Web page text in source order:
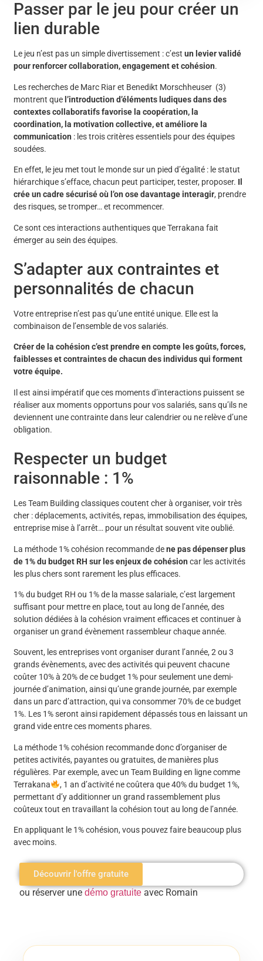
Passer par le jeu pour créer un
lien durable
Le jeu n’est pas un simple divertissement : c’estun levier validé
pour renforcer collaboration, engagement et cohésion.
Les recherches de Marc Riar et Benedikt Morschheuser (3)
montrent que l’introduction d’éléments ludiques dans des
contextes collaboratifs favorise la coopération, la
coordination, la motivation collective, et améliore la
communication : les trois critères essentiels pour des équipes
soudées.
En effet, le jeu met tout le monde sur un pied d’égalité : le statut
hiérarchique s’efface, chacun peut participer, tester, proposer. Il
crée un cadre sécurisé où l’on ose davantage interagir, prendre
des risques, se tromper… et recommencer.
Ce sont ces interactions authentiques que Terrakana fait
émerger au sein des équipes.
S’adapter aux contraintes et
personnalités de chacun
Votre entreprise n’est pas qu’une entité unique. Elle est la
combinaison de l’ensemble de vos salariés.
Créer de la cohésion c’est prendre en compte les goûts, forces,
faiblesses et contraintes de chacun des individus qui forment
votre équipe.
Il est ainsi impératif que ces moments d’interactions puissent se
réaliser aux moments opportuns pour vos salariés, sans qu’ils ne
deviennent une contrainte dans leur calendrier ou ne relève d’une
obligation.
Respecter un budget
raisonnable : 1%
Les Team Building classiques coutent cher à organiser, voir très
cher : déplacements, activités, repas, immobilisation des équipes,
entreprise mise à l’arrêt… pour un résultat souvent vite oublié.
La méthode 1% cohésion recommande dene pas dépenser plus
de 1% du budget RH sur les enjeux de cohésion car les activités
les plus chers sont rarement les plus efficaces.
1% du budget RH ou 1% de la masse salariale, c’est largement
suffisant pour mettre en place, tout au long de l’année, des
solution dédiées à la cohésion vraiment efficaces et continuer à
organiser un grand évènement rassembleur chaque année.
Souvent, les entreprises vont organiser durant l’année, 2 ou 3
grands évènements, avec des activités qui peuvent chacune
coûter 10% à 20% de ce budget 1% pour seulement une demi-
journée d’animation, ainsi qu’une grande journée, par exemple
dans un parc d’attraction, qui va consommer 70% de ce budget
1%. Les 1% seront ainsi rapidement dépassés tous en laissant un
grand vide entre ces moments phares.
La méthode 1% cohésion recommande donc d’organiser de
petites activités, payantes ou gratuites, de manières plus
régulières. Par exemple, avec un Team Building en ligne comme
Terrakana
, 1 an d’activité ne coûtera que 40% du budget 1%,
permettant d’y additionner un grand rassemblement plus
coûteux tout en travaillant la cohésion tout au long de l’année.
En appliquant le 1% cohésion, vous pouvez faire beaucoup plus
avec moins.
Découvrir l'offre gratuite
ou réserver unedémo gratuite avec Romain